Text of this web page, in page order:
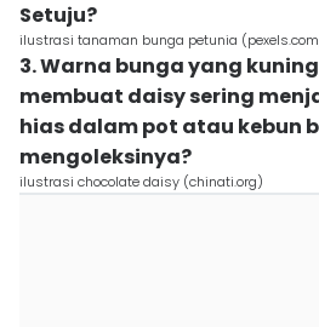
Setuju?
ilustrasi tanaman bunga petunia
3. Warna bunga yang
membuat daisy sering
hias dalam pot atau kebun
mengoleksinya?
ilustrasi chocolate daisy (chinati.org)